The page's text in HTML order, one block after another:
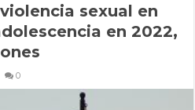
sexual en
en 2022,
0